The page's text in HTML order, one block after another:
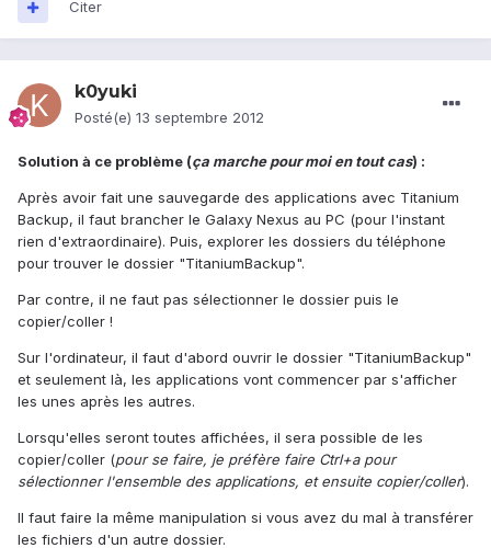
Citer
k0yuki
Posté(e) 13 septembre 2012
Solution à ce problème (ça marche pour moi en tout cas) :
Après avoir fait une sauvegarde des applications avec Titanium
Backup, il faut brancher le Galaxy Nexus au PC (pour l'instant
rien d'extraordinaire). Puis, explorer les dossiers du téléphone
pour trouver le dossier "TitaniumBackup".
Par contre, il ne faut pas sélectionner le dossier puis le
copier/coller !
Sur l'ordinateur, il faut d'abord ouvrir le dossier "TitaniumBackup"
et seulement là, les applications vont commencer par s'afficher
les unes après les autres.
Lorsqu'elles seront toutes affichées, il sera possible de les
copier/coller (pour se faire, je préfère faire Ctrl+a pour
sélectionner l'ensemble des applications, et ensuite copier/coller).
Il faut faire la même manipulation si vous avez du mal à transférer
les fichiers d'un autre dossier.